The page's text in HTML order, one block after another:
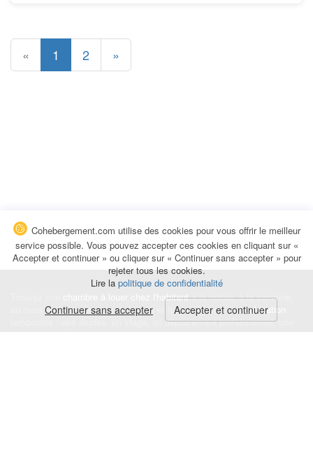
« 1 2 »
chambre à louer chez l'habitantà la nuitée, à la semaine,
au mois ou à l'année pour de courts et longs séjours, unecolocation
temporaire : des études, un stage, un déplacement professionnel, une
Cohebergement.com utilise des cookies pour vous offrir le meilleur
service possible. Vous pouvez accepter ces cookies en cliquant sur «
Accepter et continuer » ou cliquer sur « Continuer sans accepter » pour
rejeter tous les cookies.
Lire la politique de confidentialité
Continuer sans accepter Accepter et continuer